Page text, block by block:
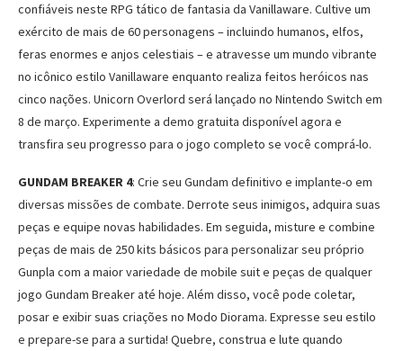
confiáveis ​​neste RPG tático de fantasia da Vanillaware. Cultive um
exército de mais de 60 personagens – incluindo humanos, elfos,
feras enormes e anjos celestiais – e atravesse um mundo vibrante
no icônico estilo Vanillaware enquanto realiza feitos heróicos nas
cinco nações. Unicorn Overlord será lançado no Nintendo Switch em
8 de março. Experimente a demo gratuita disponível agora e
transfira seu progresso para o jogo completo se você comprá-lo.
GUNDAM BREAKER 4: Crie seu Gundam definitivo e implante-o em
diversas missões de combate. Derrote seus inimigos, adquira suas
peças e equipe novas habilidades. Em seguida, misture e combine
peças de mais de 250 kits básicos para personalizar seu próprio
Gunpla com a maior variedade de mobile suit e peças de qualquer
jogo Gundam Breaker até hoje. Além disso, você pode coletar,
posar e exibir suas criações no Modo Diorama. Expresse seu estilo
e prepare-se para a surtida! Quebre, construa e lute quando